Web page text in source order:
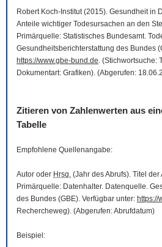
Robert Koch-Institut (2015). Gesundheit in
Anteile wichtiger Todesursachen an den
Primärquelle: Statistisches Bundesamt.
Gesundheitsberichterstattung des Bundes
https://www.gbe-bund.de. (Stichwortsuche:
Dokumentart: Grafiken). (Abgerufen:
Zitieren von Zahlenwerten aus
Tabelle
Empfohlene Quellenangabe:
Autor oder Hrsg. (Jahr des Abrufs). Titel
Primärquelle: Datenhalter. Datenquelle.
des Bundes (GBE). Verfügbar unter: https://
Rechercheweg). (Abgerufen: Abrufdatum)
Beispiel: